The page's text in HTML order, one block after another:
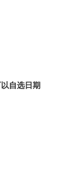
自选日期